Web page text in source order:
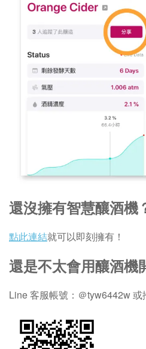
還沒擁有智慧釀酒機
點此連結就可以即刻擁有！
還是不太會用釀酒機
Line 客服帳號：＠tyw6442w